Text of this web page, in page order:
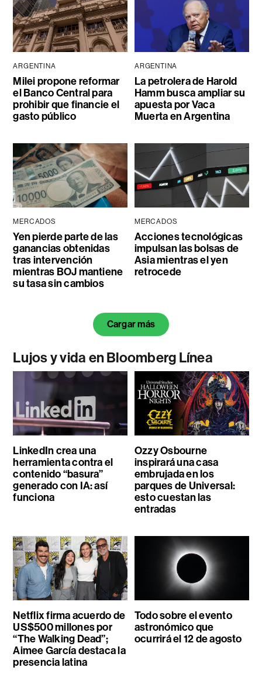
ARGENTINA
Milei propone reformar
el Banco Central para
prohibir que financie el
gasto público
ARGENTINA
La petrolera de Harold
Hamm busca ampliar su
apuesta por Vaca
Muerta en Argentina
MERCADOS
Yen pierde parte de las
ganancias obtenidas
tras intervención
mientras BOJ mantiene
su tasa sin cambios
MERCADOS
Acciones tecnológicas
impulsan las bolsas de
Asia mientras el yen
retrocede
Cargar más
Lujos y vida en Bloomberg Línea
LinkedIn crea una
herramienta contra el
contenido “basura”
generado con IA: así
funciona
Ozzy Osbourne
inspirará una casa
embrujada en los
parques de Universal:
esto cuestan las
entradas
Netflix firma acuerdo de
US$500 millones por
“The Walking Dead”;
Aimee García destaca la
presencia latina
Todo sobre el evento
astronómico que
ocurrirá el 12 de agosto